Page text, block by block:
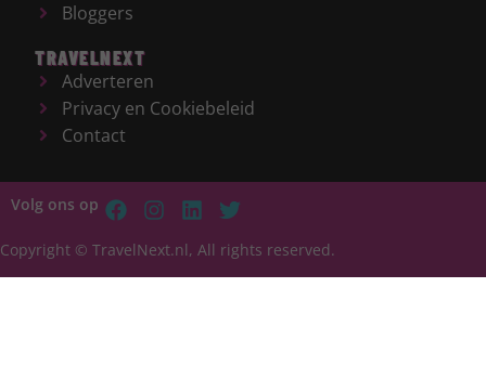
Bloggers
TRAVELNEXT
Adverteren
Privacy en Cookiebeleid
Contact
Volg ons op
Copyright © TravelNext.nl, All rights reserved.